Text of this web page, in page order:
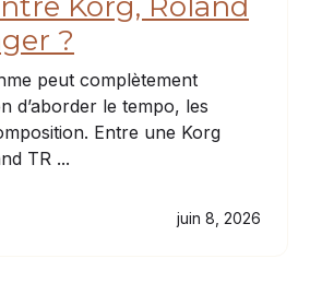
?
peut complètement
d’aborder le tempo, les
Entre une Korg
TR ...
juin 8, 2026